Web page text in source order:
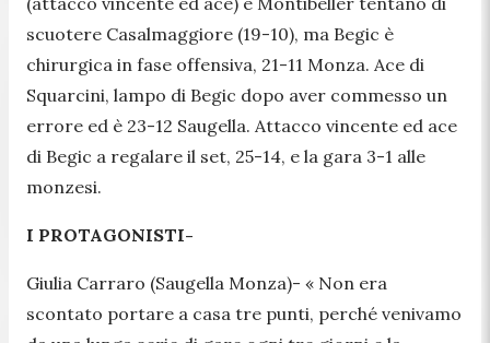
scuotere Casalmaggiore (19-10), ma Begic è
chirurgica in fase offensiva, 21-11 Monza. Ace di
Squarcini, lampo di Begic dopo aver commesso un
errore ed è 23-12 Saugella. Attacco vincente ed ace
di Begic a regalare il set, 25-14, e la gara 3-1 alle
monzesi.
I PROTAGONISTI-
Giulia Carraro (Saugella Monza)- « Non era
scontato portare a casa tre punti, perché venivamo